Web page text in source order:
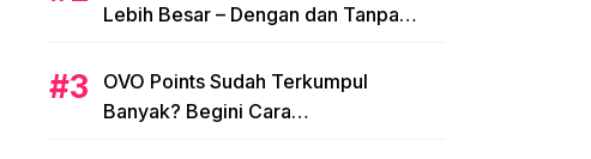
Lebih Besar – Dengan dan Tanpa
OVO Points Sudah Terkumpul
Banyak? Begini Cara